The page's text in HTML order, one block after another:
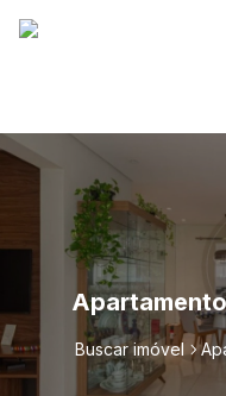
Buscar imóvel